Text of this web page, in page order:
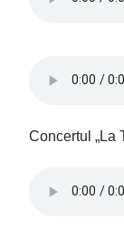
Concertul „La